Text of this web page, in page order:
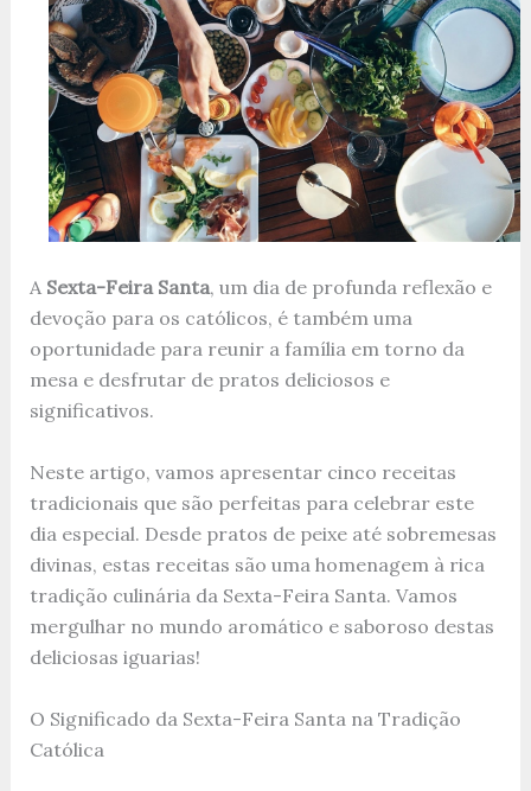
A Sexta-Feira Santa, um dia de profunda reflexão e
devoção para os católicos, é também uma
oportunidade para reunir a família em torno da
mesa e desfrutar de pratos deliciosos e
significativos.
Neste artigo, vamos apresentar cinco receitas
tradicionais que são perfeitas para celebrar este
dia especial. Desde pratos de peixe até sobremesas
divinas, estas receitas são uma homenagem à rica
tradição culinária da Sexta-Feira Santa. Vamos
mergulhar no mundo aromático e saboroso destas
deliciosas iguarias!
O Significado da Sexta-Feira Santa na Tradição
Católica